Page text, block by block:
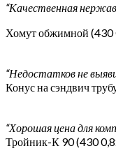
“Качественная
Хомут обжимной
“Недостатков не
Конус на сэндвич
“Хорошая цена для
Тройник-К 90 (430